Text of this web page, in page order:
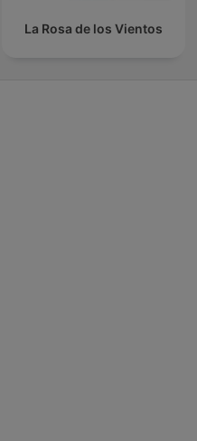
La Rosa de los Vientos